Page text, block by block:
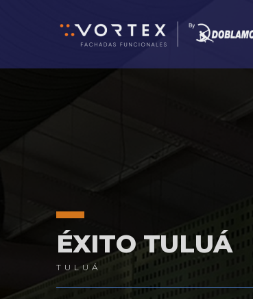
ÉXITO TULUÁ
TULUÁ